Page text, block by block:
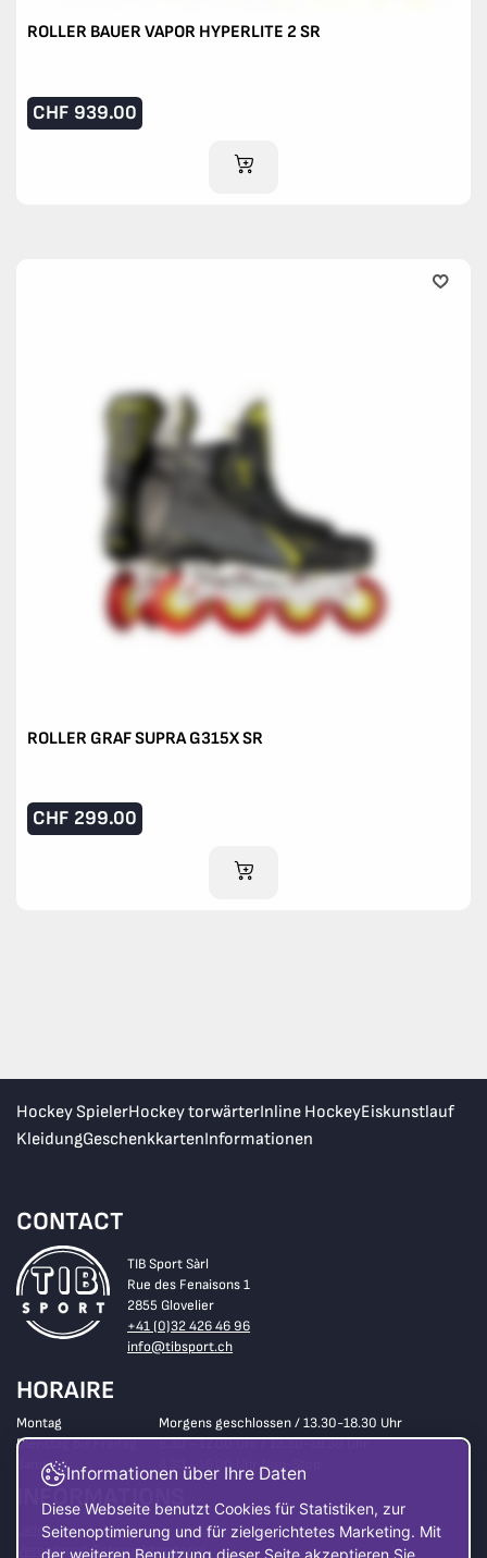
ROLLER BAUER VAPOR HYPERLITE 2 SR
CHF 939.00
IM WARENKORB
ROLLER GRAF SUPRA G315X SR
CHF 299.00
IM WARENKORB
Hockey SpielerHockey torwärterInline HockeyEiskunstlauf
KleidungGeschenkkartenInformationen
CONTACT
TIB Sport Sàrl
Rue des Fenaisons 1
2855 Glovelier
+41 (0)32 426 46 96
info@tibsport.ch
HORAIRE
Montag
Morgens geschlossen / 13.30-18.30 Uhr
Dienstag bis Freitag
8.30 - 12.00 Uhr / 13.30-18.30 Uhr
Samstag
8.30 - 16.00 Uhr Non-Stop
INFORMATIONS
Laden
Verordnung Gebrauchtmaterial
Informationen über Ihre Daten
Diese Webseite benutzt Cookies für Statistiken, zur
Seitenoptimierung und für zielgerichtetes Marketing. Mit
der weiteren Benutzung dieser Seite akzeptieren Sie